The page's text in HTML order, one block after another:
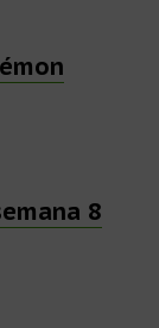
8